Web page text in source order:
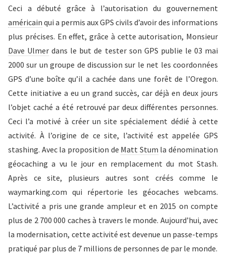
Ceci a débuté grâce à l’autorisation du gouvernement
américain qui a permis aux GPS civils d’avoir des informations
plus précises. En effet, grâce à cette autorisation, Monsieur
Dave Ulmer dans le but de tester son GPS publie le 03 mai
2000 sur un groupe de discussion sur le net les coordonnées
GPS d’une boîte qu’il a cachée dans une forêt de l’Oregon.
Cette initiative a eu un grand succès, car déjà en deux jours
l’objet caché a été retrouvé par deux différentes personnes.
Ceci l’a motivé à créer un site spécialement dédié à cette
activité. À l’origine de ce site, l’activité est appelée GPS
stashing. Avec la proposition de Matt Stum la dénomination
géocaching a vu le jour en remplacement du mot Stash.
Après ce site, plusieurs autres sont créés comme le
waymarking.com qui répertorie les géocaches webcams.
L’activité a pris une grande ampleur et en 2015 on compte
plus de 2 700 000 caches à travers le monde. Aujourd’hui, avec
la modernisation, cette activité est devenue un passe-temps
pratiqué par plus de 7 millions de personnes de par le monde.